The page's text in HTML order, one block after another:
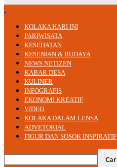
KOLAKA HARI INI
PARIWISATA
KESEHATAN
KESENIAN & BUDAYA
NEWS NETIZEN
KABAR DESA
KULINER
INFOGRAFIS
EKONOMI KREATIF
VIDEO
KOLAKA DALAM LENSA
ADVETORIAL
FIGUR DAN SOSOK INSPIRATIF